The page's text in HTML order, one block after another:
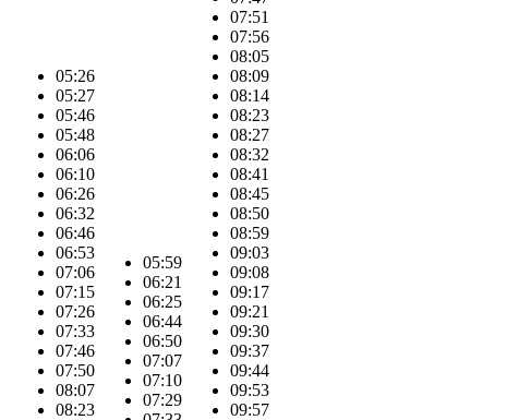
05:26
05:27
05:46
05:48
06:06
06:10
06:26
06:32
06:46
06:53
07:06
07:15
07:26
07:33
07:46
07:50
08:07
08:23
05:59
06:21
06:25
06:44
06:50
07:07
07:10
07:29
07:51
07:56
08:05
08:09
08:14
08:23
08:27
08:32
08:41
08:45
08:50
08:59
09:03
09:08
09:17
09:21
09:30
09:37
09:44
09:53
09:57